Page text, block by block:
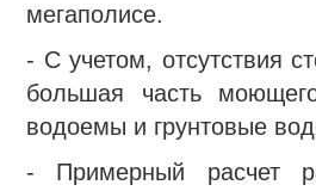
мегаполисе.
- С учетом, отсутствия
большая часть
водоемы и грунтовые
- Примерный расчет